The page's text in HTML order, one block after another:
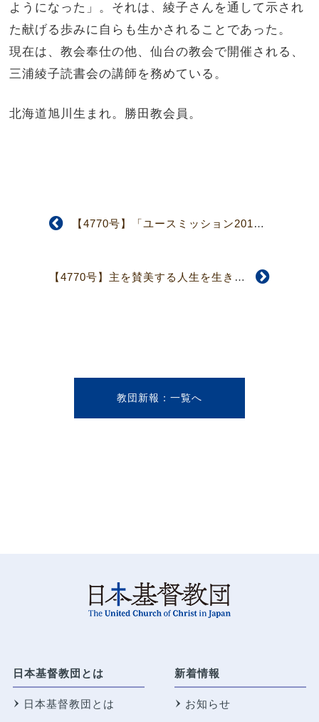
ようになった」。それは、綾子さんを通して示され
た献げる歩みに自らも生かされることであった。
現在は、教会奉仕の他、仙台の教会で開催される、
三浦綾子読書会の講師を務めている。
北海道旭川生まれ。勝田教会員。
【4770号】「ユースミッション2013-日独教会青年交流会」参加者募集
【4770号】主を賛美する人生を生き抜く
教団新報
日本基督教団とは
日本基督教団とは
新着情報
お知らせ